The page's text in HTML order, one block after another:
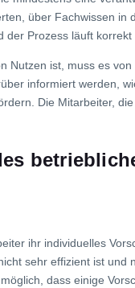
über Fachwissen
der Prozess läuft korrekt
Nutzen ist, muss es
informiert werden,
Die Mitarbeiter,
ihr individuelles
sehr effizient ist
dass einige